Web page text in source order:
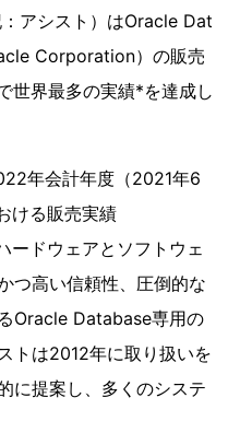
：アシスト）はOracle Dat
Corporation）の販売
世界最多の実績*を達成し
年会計年度（2021年6
ける販売実績
ドウェアとソフトウェ
つ高い信頼性、圧倒的な
Oracle Database専用の
トは2012年に取り扱いを
に提案し、多くのシステ